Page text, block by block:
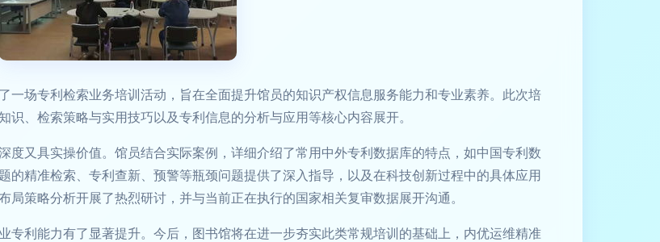
一场专利检索业务培训活动，旨在全面提升馆员的知识产权信息服务能力和专业素养。此次培
、检索策略与实用技巧以及专利信息的分析与应用等核心内容展开。
度又具实操价值。馆员结合实际案例，详细介绍了常用中外专利数据库的特点，如中国专利数
的精准检索、专利查新、预警等瓶颈问题提供了深入指导，以及在科技创新过程中的具体应用
策略分析开展了热烈研讨，并与当前正在执行的国家相关复审数据展开沟通。
专利能力有了显著提升。今后，图书馆将在进一步夯实此类常规培训的基础上，内优运维精准